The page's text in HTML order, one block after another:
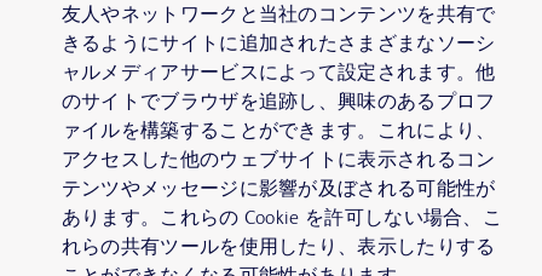
友人やネットワークと当社のコンテンツを共有で
きるようにサイトに追加されたさまざまなソーシ
ャルメディアサービスによって設定されます。他
のサイトでブラウザを追跡し、興味のあるプロフ
ァイルを構築することができます。これにより、
アクセスした他のウェブサイトに表示されるコン
テンツやメッセージに影響が及ぼされる可能性が
あります。これらの Cookie を許可しない場合、こ
れらの共有ツールを使用したり、表示したりする